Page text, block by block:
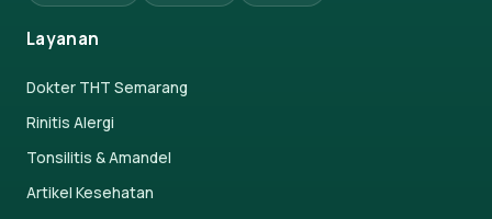
Layanan
Dokter THT Semarang
Rinitis Alergi
Tonsilitis & Amandel
Artikel Kesehatan